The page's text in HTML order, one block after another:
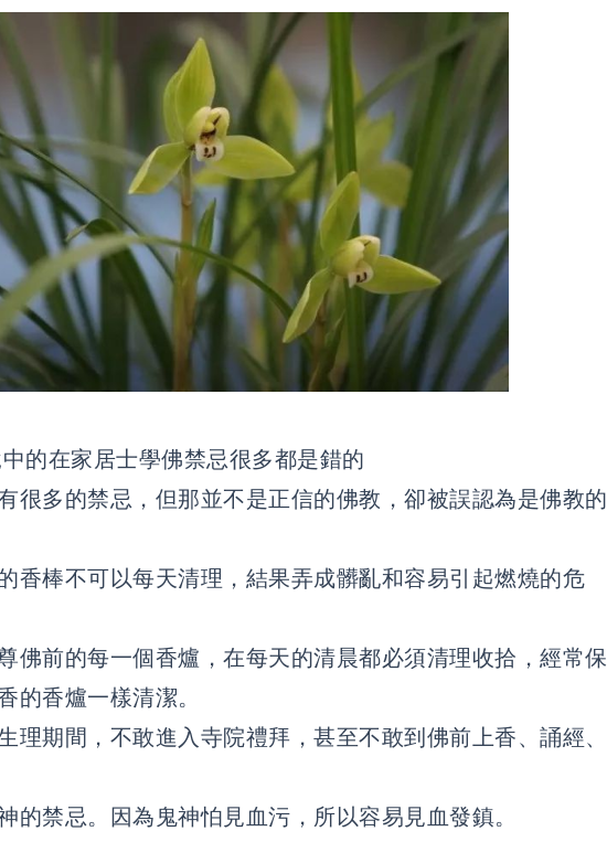
的在家居士學佛禁忌很多都是錯的
很多的禁忌，但那並不是正信的佛教，卻被誤認為是佛教的
香棒不可以每天清理，結果弄成髒亂和容易引起燃燒的危
佛前的每一個香爐，在每天的清晨都必須清理收拾，經常保
的香爐一樣清潔。
理期間，不敢進入寺院禮拜，甚至不敢到佛前上香、誦經、
的禁忌。因為鬼神怕見血污，所以容易見血發鎮。